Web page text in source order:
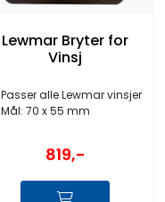
Lewmar Bryter for
Vinsj
Passer alle Lewmar vinsjer
​​​​​​​Mål: 70 x 55 mm
819,-